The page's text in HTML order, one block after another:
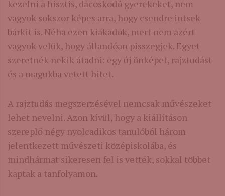
kezelni a hisztis, dacoskodó gyerekeket, nem
vagyok sokszor képes arra, hogy csendre intsek
bárkit is. Néha ezen kiakadok, mert nem azért
vagyok velük, hogy állandóan pisszegjek. Egyet
szeretnék nekik átadni: egy új önképet, rajztudást
és a magukba vetett hitet.
A rajztudás megszerzésével nemcsak művészeket
lehet nevelni. Azon kívül, hogy a kiállításon
szereplő négy nyolcadikos tanulóból három
jelentkezett művészeti középiskolába, és
mindhármat sikeresen fel is vették, sokkal többet
kaptak a tanfolyamon.